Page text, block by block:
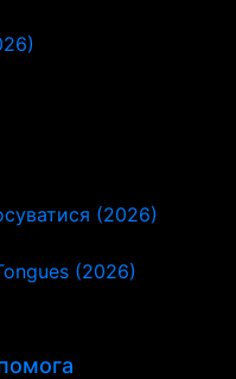
(2026)
(2026)